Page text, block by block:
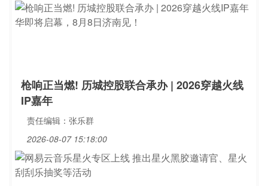
枪响正当燃! 历城控股联合承办 | 2026穿越火线
IP嘉年
责任编辑：张乐群
2026-08-07 15:18:00